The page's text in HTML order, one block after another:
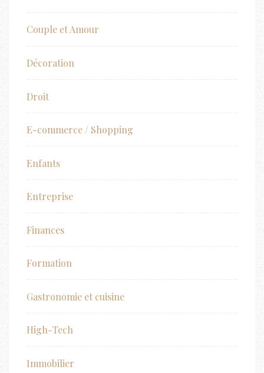
Couple et Amour
Décoration
Droit
E-commerce / Shopping
Enfants
Entreprise
Finances
Formation
Gastronomie et cuisine
High-Tech
Immobilier